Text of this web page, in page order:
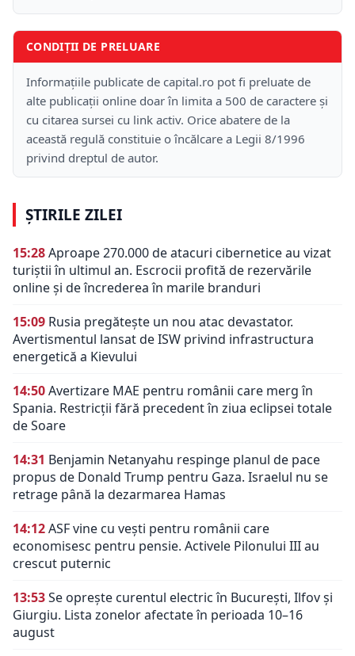
CONDIȚII DE PRELUARE
Informațiile publicate de capital.ro pot fi preluate de
alte publicații online doar în limita a 500 de caractere și
cu citarea sursei cu link activ. Orice abatere de la
această regulă constituie o încălcare a Legii 8/1996
privind dreptul de autor.
ȘTIRILE ZILEI
15:28Aproape 270.000 de atacuri cibernetice au vizat
turiștii în ultimul an. Escrocii profită de rezervările
online și de încrederea în marile branduri
15:09 Rusia pregătește un nou atac devastator.
Avertismentul lansat de ISW privind infrastructura
energetică a Kievului
14:50Avertizare MAE pentru românii care merg în
Spania. Restricții fără precedent în ziua eclipsei totale
de Soare
14:31 Benjamin Netanyahu respinge planul de pace
propus de Donald Trump pentru Gaza. Israelul nu se
retrage până la dezarmarea Hamas
14:12ASF vine cu vești pentru românii care
economisesc pentru pensie. Activele Pilonului III au
crescut puternic
13:53Se oprește curentul electric în București, Ilfov și
Giurgiu. Lista zonelor afectate în perioada 10–16
august